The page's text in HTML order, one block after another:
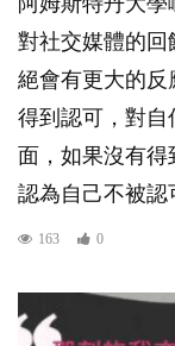
對社交媒體的回
絕會有更大的反
得到認可，對
面，如果沒有得
認為自己不被認
163 0